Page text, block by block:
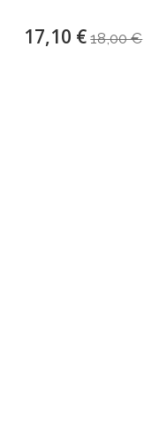
17,10 € 18,00 €